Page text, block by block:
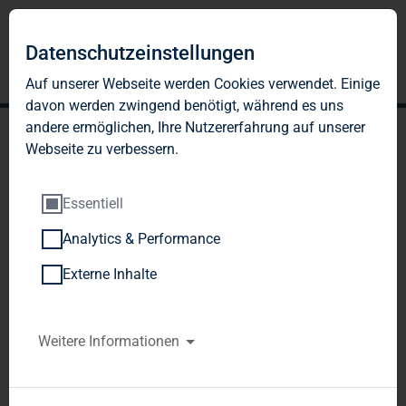
NACHHALTIGKEIT
Verantwortung für die Gesellschaft. Dieser
Handeln gerecht werden. Daher bildet ein
Datenschutzeinstellungen
Auf unserer Webseite werden Cookies verwendet. Einige
davon werden zwingend benötigt, während es uns
andere ermöglichen, Ihre Nutzererfahrung auf unserer
Webseite zu verbessern.
Essentiell
Analytics & Performance
Externe Inhalte
Weitere Informationen